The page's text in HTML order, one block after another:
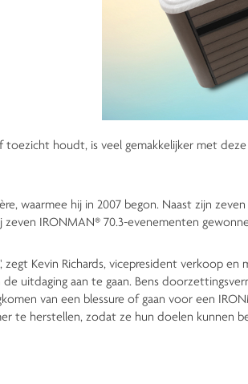
houdt, is veel gemakkelijker met
waarmee hij in 2007 begon. Naast zijn
IRONMAN® 70.3-evenementen
Kevin Richards, vicepresident verkoop
aan te gaan. Bens
van een blessure of gaan voor een
te herstellen, zodat ze hun doelen kunnen